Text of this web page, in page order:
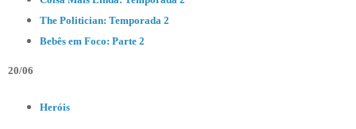
The Politician: Temporada 2
Bebês em Foco: Parte 2
20/06
Heróis